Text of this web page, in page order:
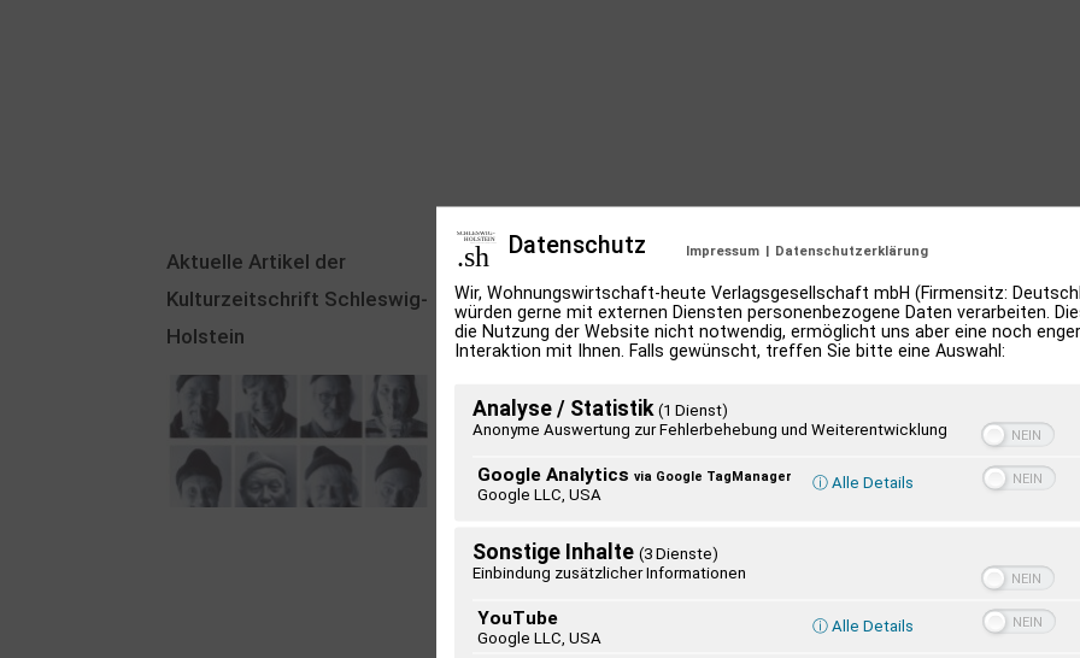
Aktuelle Artikel der
Kulturzeitschrift Schleswig-
Holstein
Datenschutz Impressum | Datenschutzerklärung
Wir, Wohnungswirtschaft-heute Verlagsgesellschaft mbH (Firmensitz:
würden gerne mit externen Diensten personenbezogene Daten verarbeiten.
die Nutzung der Website nicht notwendig, ermöglicht uns aber eine noch
Interaktion mit Ihnen. Falls gewünscht, treffen Sie bitte eine Auswahl:
Analyse / Statistik (1 Dienst)
Anonyme Auswertung zur Fehlerbehebung und Weiterentwicklung
Google Analytics via Google TagManager
Google LLC, USA
ⓘ Alle Details
Sonstige Inhalte (3 Dienste)
Einbindung zusätzlicher Informationen
YouTube
Google LLC, USA
ⓘ Alle Details